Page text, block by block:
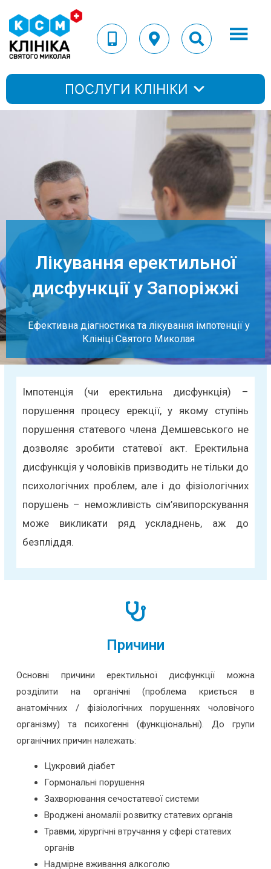
ПОСЛУГИ КЛІНІКИ
Лікування еректильної
дисфункції у Запоріжжі
Ефективна діагностика та лікування імпотенції у
Клініці Святого Миколая
Імпотенція (чи еректильна дисфункція) –
порушення процесу ерекції, у якому ступінь
порушення статевого члена Демшевського не
дозволяє зробити статевої акт. Еректильна
дисфункція у чоловіків призводить не тільки до
психологічних проблем, але і до фізіологічних
порушень – неможливість сім’явипорскування
може викликати ряд ускладнень, аж до
безпліддя.
Причини
Основні причини еректильної дисфункції можна
розділити на органічні (проблема криється в
анатомічних / фізіологічних порушеннях чоловічого
організму) та психогенні (функціональні). До групи
органічних причин належать:
Цукровий діабет
Гормональні порушення
Захворювання сечостатевої системи
Вроджені аномалії розвитку статевих органів
Травми, хірургічні втручання у сфері статевих
органів
Надмірне вживання алкоголю